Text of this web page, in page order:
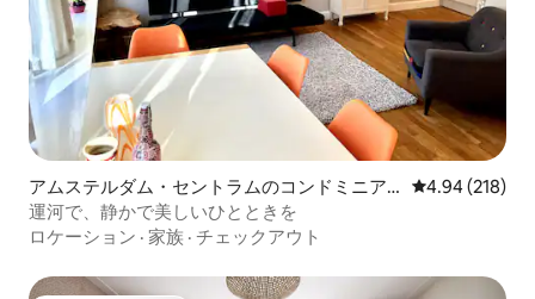
アムステルダム・セントラムのコンドミニア
ム
レビュー218
4.94 (218)
運河で、静かで美しいひとときを
ロケーション · 家族 · チェックアウト